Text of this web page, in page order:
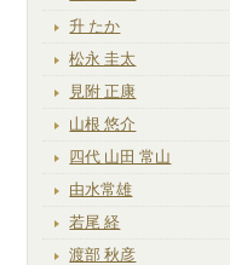
升 たか
松永 圭太
見附 正康
山根 悠介
四代 山田 常山
由水常雄
若尾 経
渡部 秋彦